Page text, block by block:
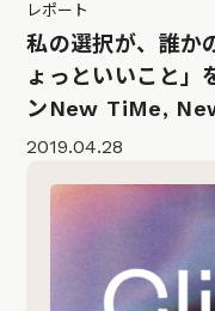
レポート
私の選択が、誰か
ょっといいこと」
ンNew TiMe,
2019.04.28